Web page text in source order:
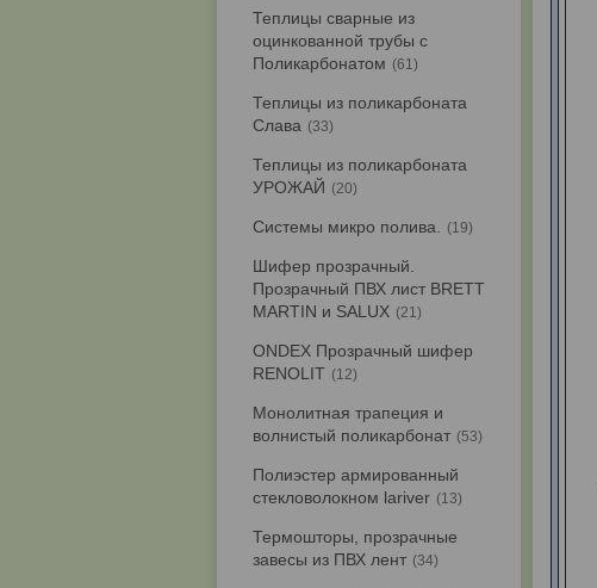
Теплицы сварные из
оцинкованной трубы с
Поликарбонатом
61
Теплицы из поликарбоната
Слава
33
Теплицы из поликарбоната
УРОЖАЙ
20
Системы микро полива. 19
Шифер прозрачный.
Прозрачный ПВХ лист BRETT
MARTIN и SALUX
21
ONDEX Прозрачный шифер
RENOLIT
12
Монолитная трапеция и
волнистый поликарбонат
53
Полиэстер армированный
стекловолокном lariver
13
Термошторы, прозрачные
завесы из ПВХ лент
34